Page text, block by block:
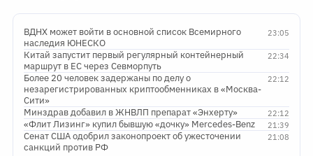
23:05
ВДНХ может войти в основной список Всемирного
наследия ЮНЕСКО
22:34
Китай запустит первый регулярный контейнерный
маршрут в ЕС через Севморпуть
22:12
Более 20 человек задержаны по делу о
незарегистрированных криптообменниках в «Москва-
Сити»
22:12
Минздрав добавил в ЖНВЛП препарат «Энхерту»
21:39
«Флит Лизинг» купил бывшую «дочку» Mercedes-Benz
21:08
Сенат США одобрил законопроект об ужесточении
санкций против РФ